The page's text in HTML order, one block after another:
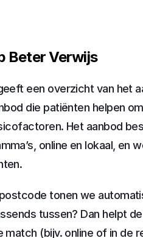
Beter Verwijs
een overzicht van het
die patiënten helpen
Het aanbod
online en lokaal,
tonen we
tussen? Dan helpt
match (bijv. online of in de